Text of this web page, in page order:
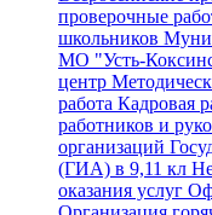
проверочные
школьников
МО "Усть-
центр
работа Кадровая
работников и
организаций
(ГИА) в 9,11 кл
оказания услуг